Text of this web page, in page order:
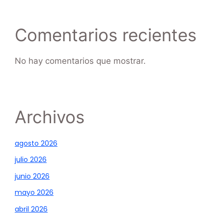
Comentarios recientes
No hay comentarios que mostrar.
Archivos
agosto 2026
julio 2026
junio 2026
mayo 2026
abril 2026